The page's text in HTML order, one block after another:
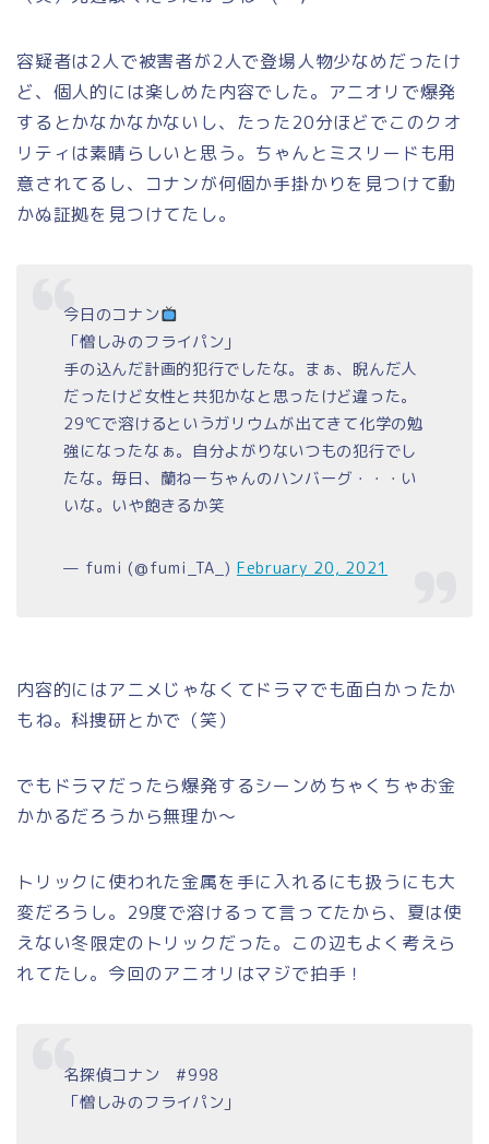
容疑者は2人で被害者が2人で登場人物少なめだったけ
ど、個人的には楽しめた内容でした。アニオリで爆発
するとかなかなかないし、たった20分ほどでこのクオ
リティは素晴らしいと思う。ちゃんとミスリードも用
意されてるし、コナンが何個か手掛かりを見つけて動
かぬ証拠を見つけてたし。
今日のコナン
「憎しみのフライパン」
手の込んだ計画的犯行でしたな。まぁ、睨んだ人
だったけど女性と共犯かなと思ったけど違った。
29℃で溶けるというガリウムが出てきて化学の勉
強になったなぁ。自分よがりないつもの犯行でし
たな。毎日、蘭ねーちゃんのハンバーグ・・・い
いな。いや飽きるか笑
— fumi (@fumi_TA_) February 20, 2021
内容的にはアニメじゃなくてドラマでも面白かったか
もね。科捜研とかで（笑）
でもドラマだったら爆発するシーンめちゃくちゃお金
かかるだろうから無理か～
トリックに使われた金属を手に入れるにも扱うにも大
変だろうし。29度で溶けるって言ってたから、夏は使
えない冬限定のトリックだった。この辺もよく考えら
れてたし。今回のアニオリはマジで拍手！
名探偵コナン #998
「憎しみのフライパン」